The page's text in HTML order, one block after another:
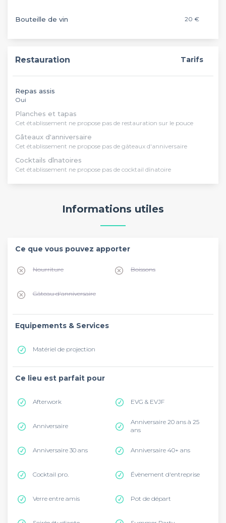
Bouteille de vin 20 €
Restauration Tarifs
Repas assis
Oui
Planches et tapas
Cet établissement ne propose pas de restauration sur le pouce
Gâteaux d'anniversaire
Cet établissement ne propose pas de gâteaux d'anniversaire
Cocktails dînatoires
Cet établissement ne propose pas de cocktail dînatoire
Informations utiles
Ce que vous pouvez apporter
Nourriture Boissons
Gâteau d'anniversaire
Equipements & Services
Matériel de projection
Ce lieu est parfait pour
Afterwork EVG & EVJF
Anniversaire
Anniversaire 20 ans à 25
ans
Anniversaire 30 ans Anniversaire 40+ ans
Cocktail pro. Évènement d'entreprise
Verre entre amis Pot de départ